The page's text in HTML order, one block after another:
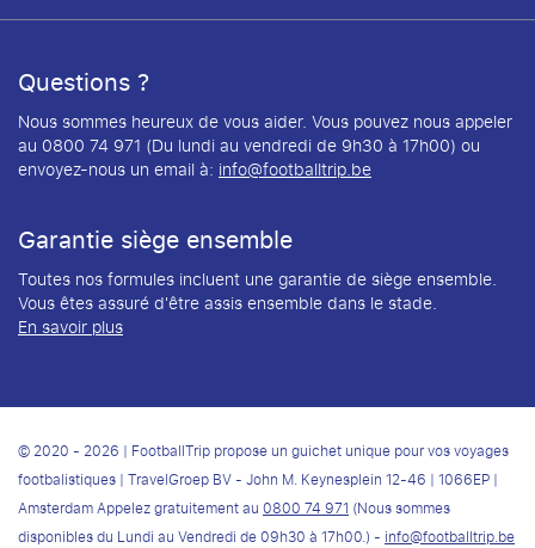
Questions ?
Nous sommes heureux de vous aider. Vous pouvez nous appeler
au 0800 74 971 (Du lundi au vendredi de 9h30 à 17h00) ou
envoyez-nous un email à: info@footballtrip.be
Garantie siège ensemble
Toutes nos formules incluent une garantie de siège ensemble.
Vous êtes assuré d'être assis ensemble dans le stade.
En savoir plus
© 2020 - 2026 | FootballTrip propose un guichet unique pour vos voyages
footbalistiques | TravelGroep BV - John M. Keynesplein 12-46 | 1066EP |
Amsterdam Appelez gratuitement au0800 74 971(Nous sommes
disponibles du Lundi au Vendredi de 09h30 à 17h00.) -info@footballtrip.be